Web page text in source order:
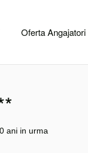
Oferta Angajatori
ani in urma